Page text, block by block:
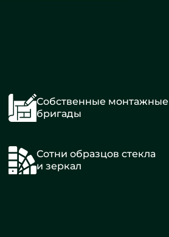
Собственные монтажные
бригады
Сотни образцов стекла
и зеркал